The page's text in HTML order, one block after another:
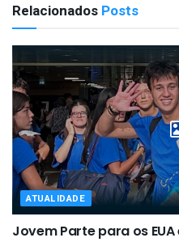
Relacionados Posts
ATUALIDADE
Jovem Parte para os